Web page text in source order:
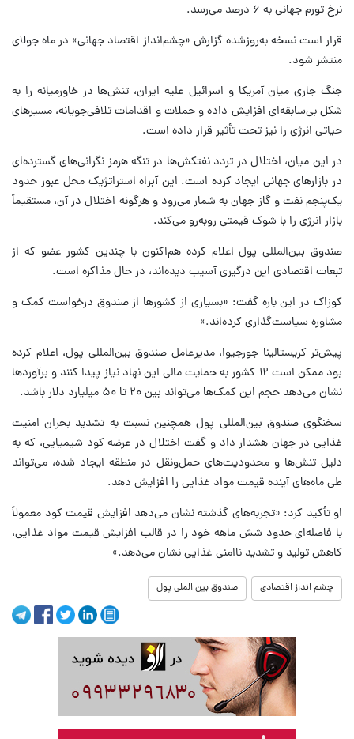
نرخ تورم جهانی به ۶ درصد می‌رسد.
قرار است نسخه به‌روزشده گزارش «چشم‌انداز اقتصاد جهانی» در ماه جولای
منتشر شود.
جنگ جاری میان آمریکا و اسرائیل علیه ایران، تنش‌ها در خاورمیانه را به
شکل بی‌سابقه‌ای افزایش داده و حملات و اقدامات تلافی‌جویانه، مسیرهای
حیاتی انرژی را نیز تحت تأثیر قرار داده است.
در این میان، اختلال در تردد نفتکش‌ها در تنگه هرمز نگرانی‌های گسترده‌ای
در بازارهای جهانی ایجاد کرده است. این آبراه استراتژیک محل عبور حدود
یک‌پنجم نفت و گاز جهان به شمار می‌رود و هرگونه اختلال در آن، مستقیماً
بازار انرژی را با شوک قیمتی روبه‌رو می‌کند.
صندوق بین‌المللی پول اعلام کرده هم‌اکنون با چندین کشور عضو که از
تبعات اقتصادی این درگیری آسیب دیده‌اند، در حال مذاکره است.
کوزاک در این باره گفت: «بسیاری از کشورها از صندوق درخواست کمک و
مشاوره سیاست‌گذاری کرده‌اند.»
پیش‌تر کریستالینا جورجیوا، مدیرعامل صندوق بین‌المللی پول، اعلام کرده
بود ممکن است ۱۲ کشور به حمایت مالی این نهاد نیاز پیدا کنند و برآوردها
نشان می‌دهد حجم این کمک‌ها می‌تواند بین ۲۰ تا ۵۰ میلیارد دلار باشد.
سخنگوی صندوق بین‌المللی پول همچنین نسبت به تشدید بحران امنیت
غذایی در جهان هشدار داد و گفت اختلال در عرضه کود شیمیایی، که به
دلیل تنش‌ها و محدودیت‌های حمل‌ونقل در منطقه ایجاد شده، می‌تواند
طی ماه‌های آینده قیمت مواد غذایی را افزایش دهد.
او تأکید کرد: «تجربه‌های گذشته نشان می‌دهد افزایش قیمت کود معمولاً
با فاصله‌ای حدود شش ماهه خود را در قالب افزایش قیمت مواد غذایی،
کاهش تولید و تشدید ناامنی غذایی نشان می‌دهد.»
چشم انداز اقتصادی صندوق بین الملی پول